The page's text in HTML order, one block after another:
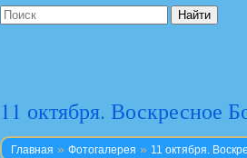
11 октября. Воскресное
Главная » Фотогалерея » 11 октября.